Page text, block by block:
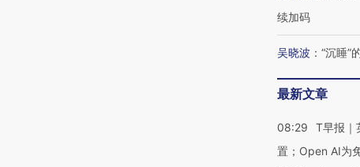
续加码
吴晓波 ： “沉睡”
最新文章
08:29
T早报｜
置；Open AI为